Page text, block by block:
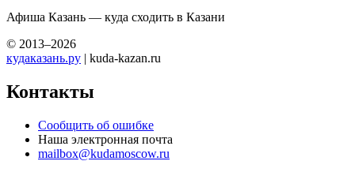
Афиша Казань — куда сходить в Казани
© 2013–2026
кудаказань.ру | kuda-kazan.ru
Контакты
Сообщить об ошибке
Наша электронная почта
mailbox@kudamoscow.ru